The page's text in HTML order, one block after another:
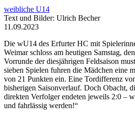
weibliche U14
Text und Bilder: Ulrich Becher
11.09.2023
Die wU14 des Erfurter HC mit
Weimar schloss am heutigen Samstag,
Vorrunde der diesjährigen Feldsaison
sieben Spielen fuhren die Mädchen eine
von 21 Punkten ein. Eine Tordifferenz
bisherigen Saisonverlauf. Doch Obacht,
direkten Verfolger endeten jeweils 2:0 –
und fahrlässig werden!“